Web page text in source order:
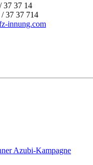
37 37 14
37 37 714
innung.com